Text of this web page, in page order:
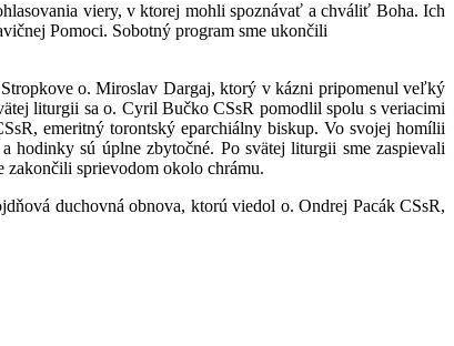
viery, v ktorej mohli spoznávať a chváliť Boha. Ich
Pomoci. Sobotný program sme ukončili
o. Miroslav Dargaj, ktorý v kázni pripomenul veľký
liturgii sa o. Cyril Bučko CSsR pomodlil spolu s veriacimi
emeritný torontský eparchiálny biskup. Vo svojej homílii
hodinky sú úplne zbytočné. Po svätej liturgii sme zaspievali
zakončili sprievodom okolo chrámu.
duchovná obnova, ktorú viedol o. Ondrej Pacák CSsR,